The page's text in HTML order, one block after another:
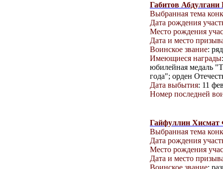
Габитов Абдулгани
Выбранная тема
Дата рождения
Место рождения
Дата и место
Воинское звание:
Имеющиеся награды
юбилейная медаль
года"; орден
Дата выбытия: 11
Номер последней
Гайфуллин Хисмат
Выбранная тема
Дата рождения
Место рождения
Дата и место
Воинское звание: